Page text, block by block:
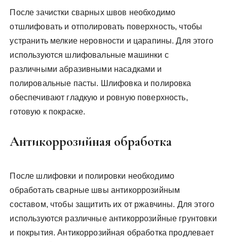
После зачистки сварных швов необходимо
отшлифовать и отполировать поверхность, чтобы
устранить мелкие неровности и царапины. Для этого
используются шлифовальные машинки с
различными абразивными насадками и
полировальные пасты. Шлифовка и полировка
обеспечивают гладкую и ровную поверхность,
готовую к покраске.
Антикоррозийная обработка
После шлифовки и полировки необходимо
обработать сварные швы антикоррозийным
составом, чтобы защитить их от ржавчины. Для этого
используются различные антикоррозийные грунтовки
и покрытия. Антикоррозийная обработка продлевает